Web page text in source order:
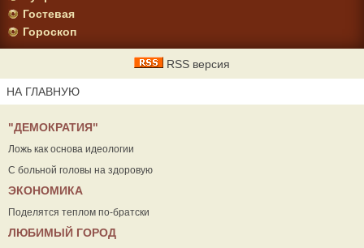
Гостевая
Гороскоп
RSS версия
НА ГЛАВНУЮ
"ДЕМОКРАТИЯ"
Ложь как основа идеологии
С больной головы на здоровую
ЭКОНОМИКА
Поделятся теплом по-братски
ЛЮБИМЫЙ ГОРОД